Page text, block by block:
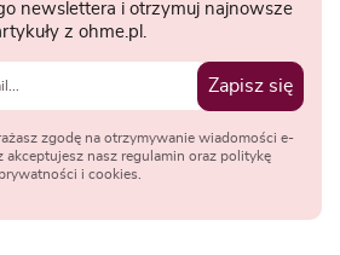
newslettera i otrzymuj najnowsze
z ohme.pl.
Zapisz się
zgodę na otrzymywanie wiadomości e-
akceptujesz nasz regulamin oraz politykę
prywatności i cookies.